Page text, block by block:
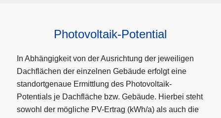
Photovoltaik-Potential
In Abhängigkeit von der Ausrichtung der jeweiligen
Dachflächen der einzelnen Gebäude erfolgt eine
standortgenaue Ermittlung des Photovoltaik-
Potentials je Dachfläche bzw. Gebäude. Hierbei steht
sowohl der mögliche PV-Ertrag (kWh/a) als auch die